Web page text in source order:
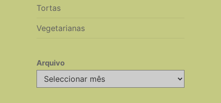
Tortas
Vegetarianas
Arquivo
Arquivo